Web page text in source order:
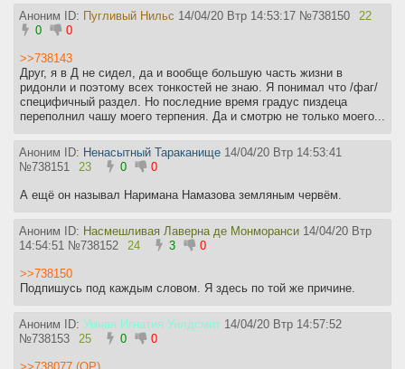
обсуждение наркотиков, хотя на деле он просто ответил другому
анону фразой что пробовал некоторые вещества. В то же самое
время не трётся щитпост который нарушает первое правило
доски. Ну как например в случае с Подсос тредом, где форсятся
и рекламируются абсолютно левые и неизвестные люди
https://imgur.com/a/HYbWzgJ. Ещё куча примеров такой хуйни,
мне жизни нахуй не хватит чтобы описать этот кал, который
происходит именно в этом треде да и в других тоже, которые
были описаны выше.
Пизданите чем-нибудь это малолетнее девственное ебло. Не
хочет работать - пусть пиздует.
Аноним ID: Пугливый Нильс 14/04/20 Втр 14:53:17 №738150
22
0
0
>>738143
Друг, я в Д не сидел, да и вообще большую часть жизни в
ридонли и поэтому всех тонкостей не знаю. Я понимал что /фаг/
специфичный раздел. Но последние время градус пиздеца
переполнил чашу моего терпения. Да и смотрю не только моего...
Аноним ID: Ненасытный Тараканище 14/04/20 Втр 14:53:41
№738151 23 0 0
А ещё он называл Наримана Намазова земляным червём.
Аноним ID: Насмешливая Лаверна де Монморанси 14/04/20 Втр
14:54:51 №738152 24 3 0
>>738150
Подпишусь под каждым словом. Я здесь по той же причине.
Аноним ID: Умная Игнатия Уилдсмит 14/04/20 Втр 14:57:52
№738153 25 0 0